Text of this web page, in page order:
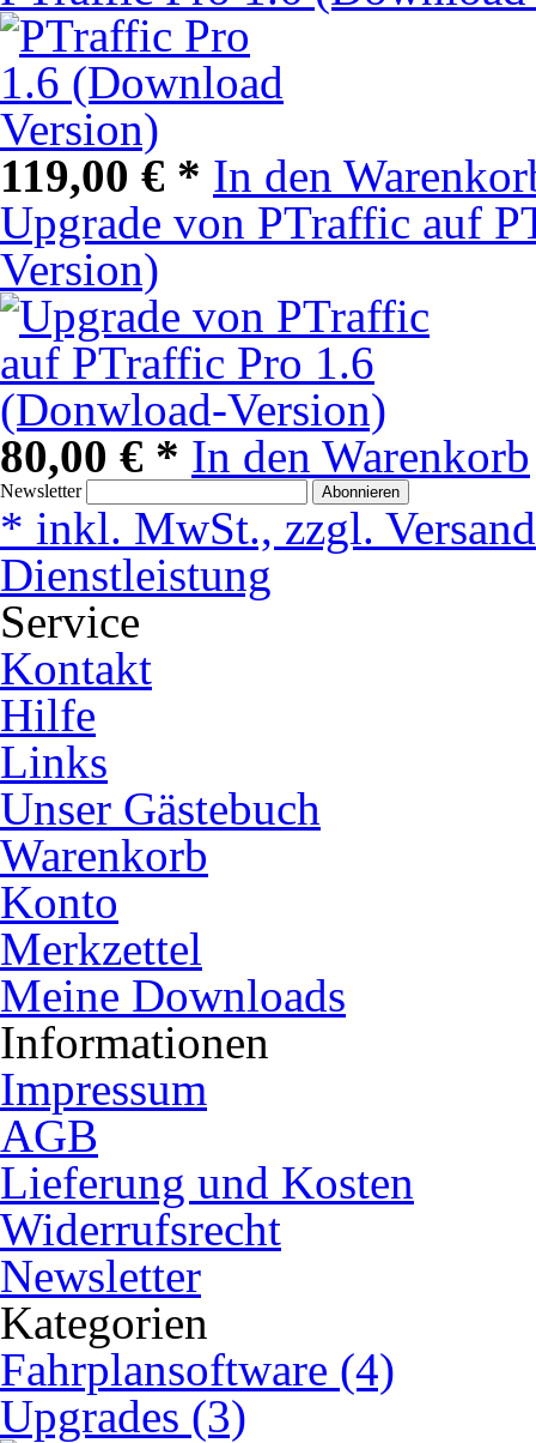
119,00 € * In den
Upgrade von PTraffic auf
Version)
80,00 € * In den Warenkorb
Newsletter Abonnieren
* inkl. MwSt., zzgl.
Dienstleistung
Service
Kontakt
Hilfe
Links
Unser Gästebuch
Warenkorb
Konto
Merkzettel
Meine Downloads
Informationen
Impressum
AGB
Lieferung und Kosten
Widerrufsrecht
Newsletter
Kategorien
Fahrplansoftware (4)
Upgrades (3)